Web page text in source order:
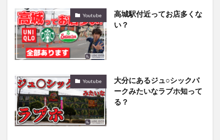
Youtube
高城駅付近ってお店多くな
い？
Youtube
大分にあるジュ○シックパ
ークみたいなラブホ知って
る？